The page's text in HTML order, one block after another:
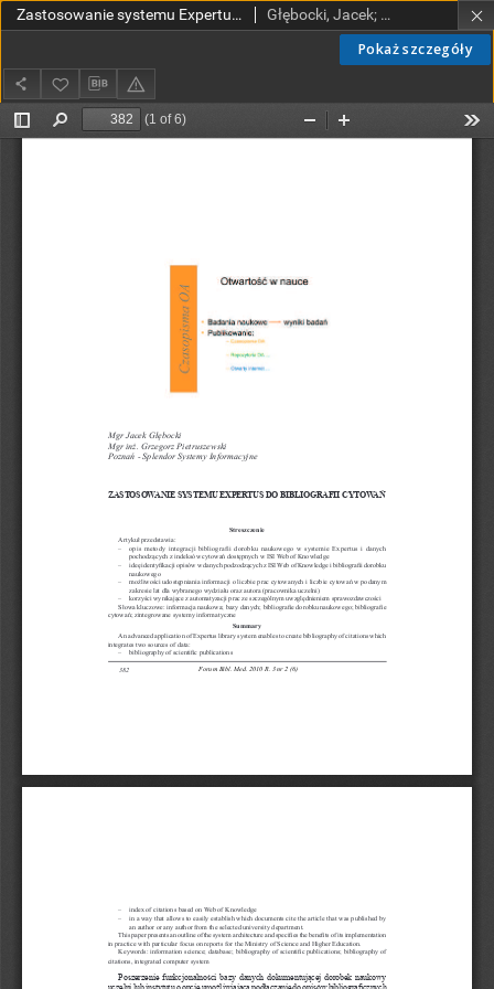
Pokaż szczegóły
Zastosowanie systemu Expertus do bibliografii cytowań Głębocki, Jacek; Pietruszewski, Grzegorz